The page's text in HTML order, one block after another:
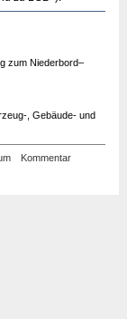
zum Niederbord–
, Gebäude- und
Kommentar